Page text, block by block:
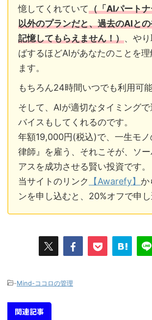
憶してくれていて（「AIパート
以外のプランだと、過去のAIと
記憶してもらえません！）、や
ばするほどAIがあなたのことを
ます。
もちろん24時間いつでも利用可能
そして、AIが適切なタイミング
バイスもしてくれるのです。
年額19,000円(税込)で、一生モノ
律師』を雇う、それこそが、ソー
アスを成功させる賢い投資です。
当サイトのリンク
【Awarefy】 か
ンを申し込むと、20%オフで申し
-Mind-ココロの管理
関連記事